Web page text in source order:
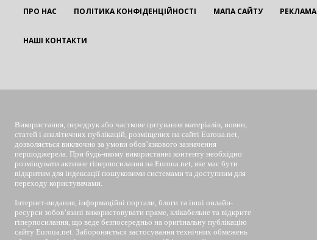
ПРО НАС ПОЛІТИКА КОНФІДЕНЦІЙНОСТІ МАПА САЙТУ РЕКЛАМА
НАШІ КОНТАКТИ
Використання, передрук або часткове цитування матеріалів, новин,
статей і аналітичних публікацій, розміщених на сайті Euroua.net,
дозволяється виключно за умови обов’язкового зазначення
першоджерела. При будь-якому використанні контенту необхідно
розміщувати активне гіперпосилання на Euroua.net, яке має бути
відкритим для індексації пошуковими системами та доступним для
переходу користувачами.
Інтернет-видання, інформаційні портали, блоги та інші онлайн-
ресурси зобов’язані використовувати пряме, клікабельне та відкрите
гіперпосилання, що веде безпосередньо на оригінальну публікацію
сайту Euroua.net. Забороняється застосування технічних обмежень